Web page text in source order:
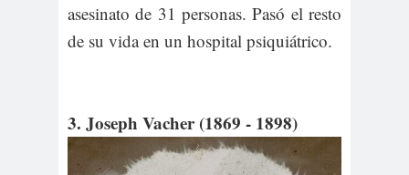
asesinato de 31 personas. Pasó el resto
de su vida en un hospital psiquiátrico.
3. Joseph Vacher (1869 - 1898)